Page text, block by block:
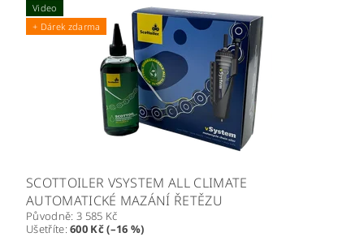
Video
+ Dárek zdarma
SCOTTOILER VSYSTEM ALL CLIMATE
AUTOMATICKÉ MAZÁNÍ ŘETĚZU
Původně: 3 585 Kč
Ušetříte:600 Kč (–16 %)